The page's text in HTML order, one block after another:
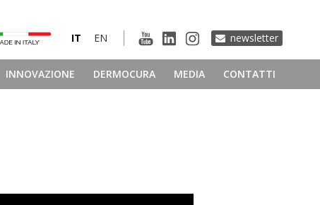
newsletter
EN
IT
INNOVAZIONE DERMOCURA MEDIA CONTATTI